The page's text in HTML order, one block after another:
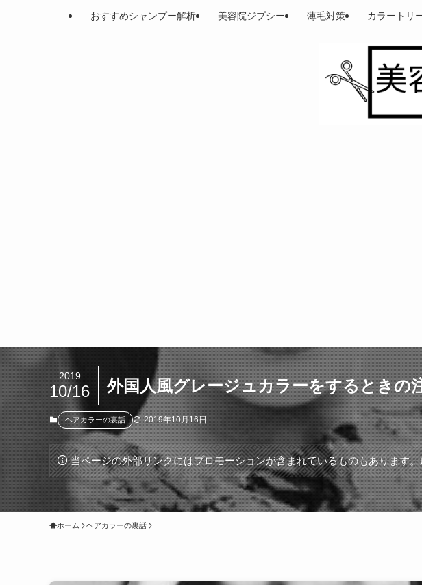
おすすめシャンプー解析 美容院ジプシー 薄毛対策 カラートリ
外国人風グレージュカラーをするときの
2019
10/16
ヘアカラーの裏話 2019年10月16日
当ページの外部リンクにはプロモーションが含まれているものもあります
ホーム ヘアカラーの裏話